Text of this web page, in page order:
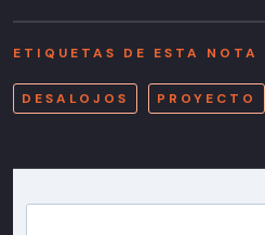
ETIQUETAS DE ESTA NOTA
DESALOJOS PROYECTO